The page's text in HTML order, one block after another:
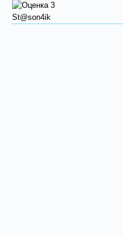
St@son4ik